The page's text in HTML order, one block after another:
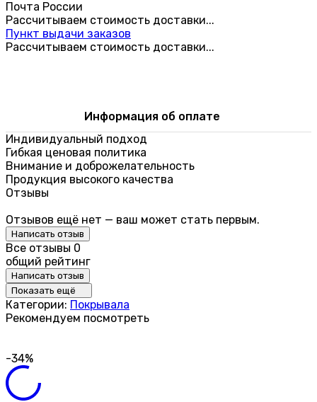
Почта России
Рассчитываем стоимость доставки...
Пункт выдачи заказов
Рассчитываем стоимость доставки...
Информация об оплате
Индивидуальный подход
Гибкая ценовая политика
Внимание и доброжелательность
Продукция высокого качества
Отзывы
Отзывов ещё нет — ваш может стать первым.
Написать отзыв
Все отзывы 0
общий рейтинг
Написать отзыв
Показать ещё
Категории: Покрывала
Рекомендуем посмотреть
-34%